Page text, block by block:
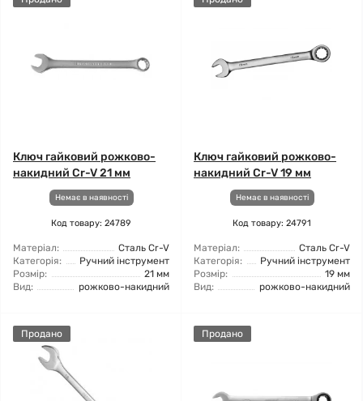
Ключ гайковий рожково-
накидний Cr-V 21 мм
Немає в наявності
Код товару: 24789
Матеріал:
Сталь Cr-V
Категорія:
Ручний інструмент
Розмір:
21 мм
Вид:
рожково-накидний
Ключ гайковий рожково-
накидний Cr-V 19 мм
Немає в наявності
Код товару: 24791
Матеріал:
Сталь Cr-V
Категорія:
Ручний інструмент
Розмір:
19 мм
Вид:
рожково-накидний
Продано Продано